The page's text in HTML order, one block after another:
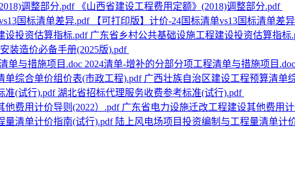
《山西省建设工程费用定额》(2018)调整部分.pdf
【可打印版】计价-24国标清单vs13国标清单差
广东省乡村公共基础设施工程建设投资估算指标
安装造价必备手册(2025版).pdf
2024清单-增补的分部分项工程清单与措施项目.doc
广西壮族自治区建设工程预算清单
湖北省招标代理服务收费参考标准(试行).pdf
广东省电力设施迁改工程建设其他费用
陆上风电场项目投资编制与工程量清单计